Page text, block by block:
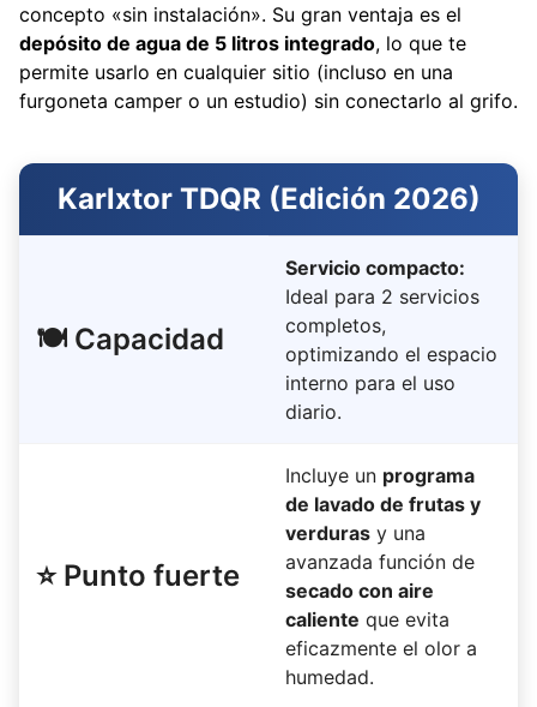
concepto «sin instalación». Su gran ventaja es el
depósito de agua de 5 litros integrado, lo que te
permite usarlo en cualquier sitio (incluso en una
furgoneta camper o un estudio) sin conectarlo al grifo.
Karlxtor TDQR (Edición 2026)
🍽️ Capacidad
Servicio compacto:
Ideal para 2 servicios
completos,
optimizando el espacio
interno para el uso
diario.
⭐ Punto fuerte
Incluye un programa
de lavado de frutas y
verduras y una
avanzada función de
secado con aire
caliente que evita
eficazmente el olor a
humedad.